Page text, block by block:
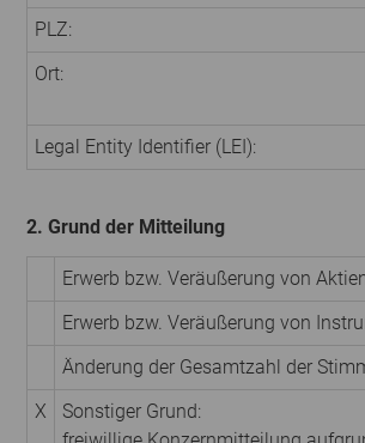
PLZ:
Ort:
Legal Entity Identifier (LEI):
2. Grund der Mitteilung
Erwerb bzw. Veräußerung von
Erwerb bzw. Veräußerung von
Änderung der Gesamtzahl der
X
Sonstiger Grund: